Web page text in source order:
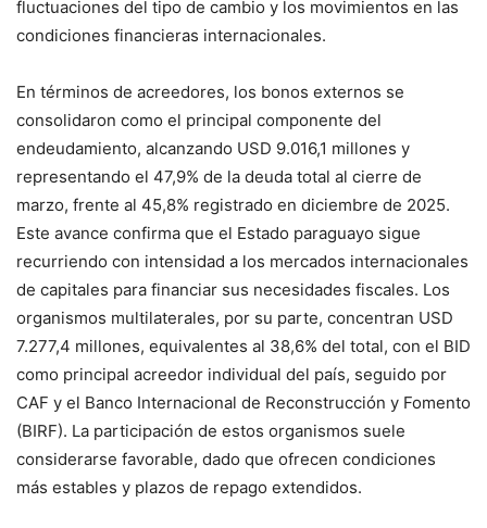
fluctuaciones del tipo de cambio y los movimientos en las
condiciones financieras internacionales.
En términos de acreedores, los bonos externos se
consolidaron como el principal componente del
endeudamiento, alcanzando USD 9.016,1 millones y
representando el 47,9% de la deuda total al cierre de
marzo, frente al 45,8% registrado en diciembre de 2025.
Este avance confirma que el Estado paraguayo sigue
recurriendo con intensidad a los mercados internacionales
de capitales para financiar sus necesidades fiscales. Los
organismos multilaterales, por su parte, concentran USD
7.277,4 millones, equivalentes al 38,6% del total, con el BID
como principal acreedor individual del país, seguido por
CAF y el Banco Internacional de Reconstrucción y Fomento
(BIRF). La participación de estos organismos suele
considerarse favorable, dado que ofrecen condiciones
más estables y plazos de repago extendidos.